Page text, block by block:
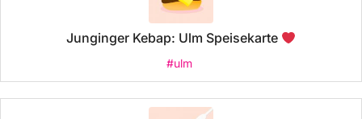
Junginger Kebap: Ulm Speisekarte
#ulm